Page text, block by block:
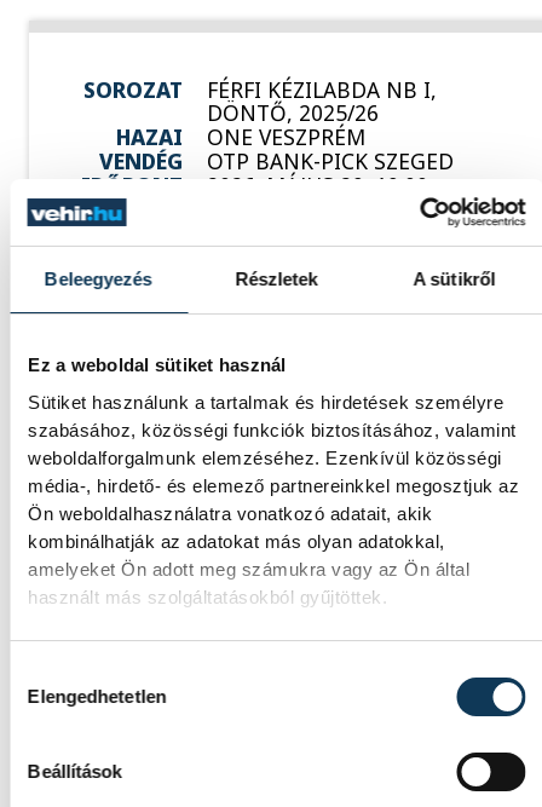
Beleegyezés Részletek A sütikről
Ez a weboldal sütiket használ
Sütiket használunk a tartalmak és hirdetések személyre
szabásához, közösségi funkciók biztosításához, valamint
weboldalforgalmunk elemzéséhez. Ezenkívül közösségi
média-, hirdető- és elemező partnereinkkel megosztjuk az
Ön weboldalhasználatra vonatkozó adatait, akik
kombinálhatják az adatokat más olyan adatokkal,
amelyeket Ön adott meg számukra vagy az Ön által
használt más szolgáltatásokból gyűjtöttek.
Elengedhetetlen
Beállítások
SOROZAT FÉRFI KÉZILABDA NB I,
DÖNTŐ, 2025/26
HAZAI
ONE VESZPRÉM
VENDÉG
OTP BANK-PICK SZEGED
IDŐPONT
2026. MÁJUS 29. 19:00
HELYSZÍN
ONE VESZPRÉM ARÉNA
EREDMÉNY
RÉSZLETEK
SOROZAT FÉRFI KÉZILABDA NB I,
DÖNTŐ, 2025/26
HAZAI
OTP BANK-PICK SZEGED
VENDÉG
ONE VESZPRÉM
IDŐPONT
2026. JÚNIUS 2. 19:00
HELYSZÍN
SZEGED, PICK ARÉNA
EREDMÉNY
34-36